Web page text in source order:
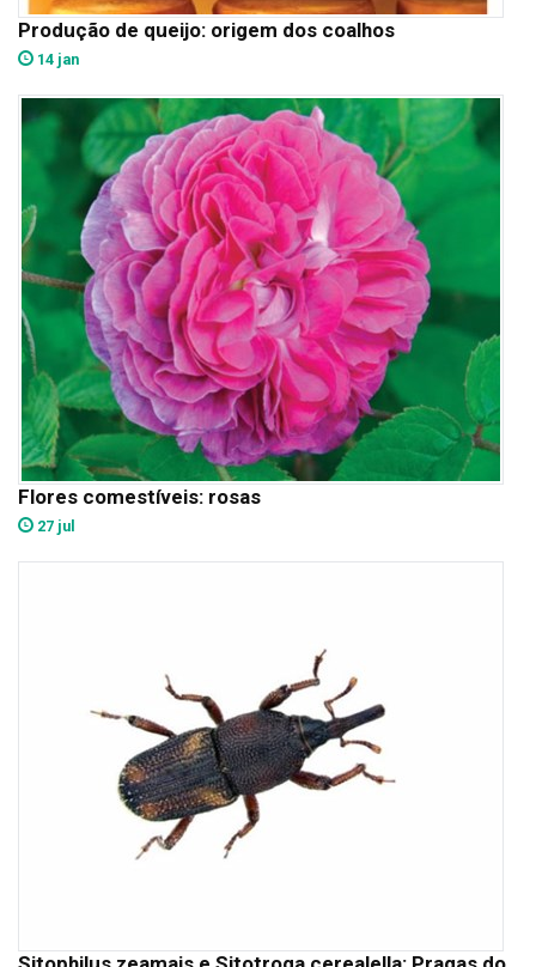
Produção de queijo: origem dos coalhos
14 jan
Flores comestíveis: rosas
27 jul